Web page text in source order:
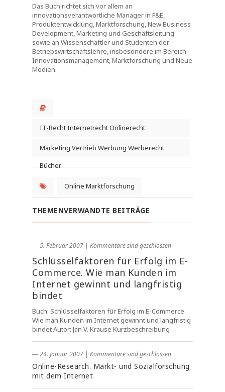
Das Buch richtet sich vor allem an
innovationsverantwortliche Manager in F&E,
Produktentwicklung, Marktforschung, New Business
Development, Marketing und Geschäftsleitung
sowie an Wissenschaftler und Studenten der
Betriebswirtschaftslehre, insbesondere im Bereich
Innovationsmanagement, Marktforschung und Neue
Medien.
IT-Recht Internetrecht Onlinerecht
Onlinehandel Bücher
Marketing Vertrieb Werbung Werberecht
Bücher
Online Marktforschung
THEMENVERWANDTE BEITRÄGE
― 5. Februar 2007 | Kommentare sind geschlossen
Schlüsselfaktoren für Erfolg im E-
Commerce. Wie man Kunden im
Internet gewinnt und langfristig
bindet
Buch: Schlüsselfaktoren für Erfolg im E-Commerce.
Wie man Kunden im Internet gewinnt und langfristig
bindet Autor: Jan V. Krause Kurzbeschreibung
― 24. Januar 2007 | Kommentare sind geschlossen
Online-Research. Markt- und Sozialforschung
mit dem Internet